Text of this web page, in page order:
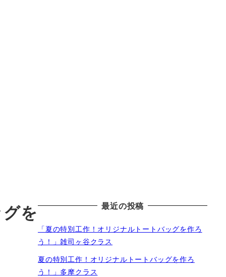
を 最近の投稿
「夏の特別工作！オリジナルトートバッグを作ろ
う！」雑司ヶ谷クラス
夏の特別工作！オリジナルトートバッグを作ろ
う！」多摩クラス